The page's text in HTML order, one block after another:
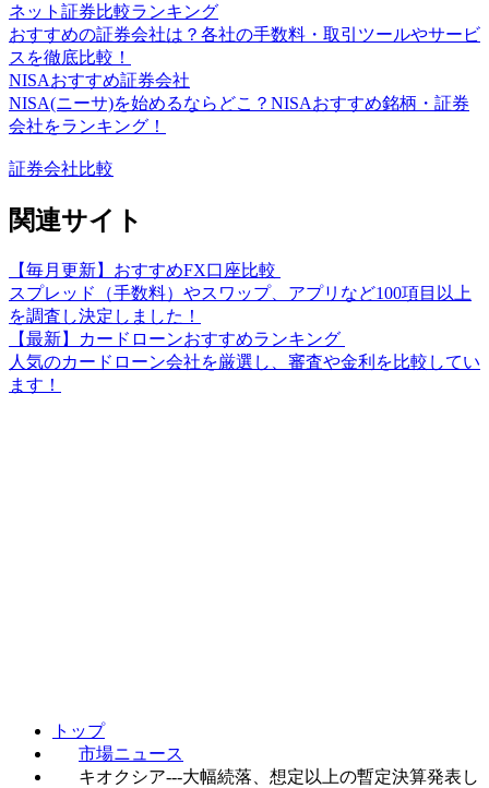
ネット証券比較ランキング
おすすめの証券会社は？各社の手数料・取引ツールやサービ
スを徹底比較！
NISAおすすめ証券会社
NISA(ニーサ)を始めるならどこ？NISAおすすめ銘柄・証券
会社をランキング！
証券会社比較
関連サイト
【毎月更新】おすすめFX口座比較
スプレッド（手数料）やスワップ、アプリなど100項目以上
を調査し決定しました！
【最新】カードローンおすすめランキング
人気のカードローン会社を厳選し、審査や金利を比較してい
ます！
トップ
市場ニュース
キオクシア---大幅続落、想定以上の暫定決算発表し